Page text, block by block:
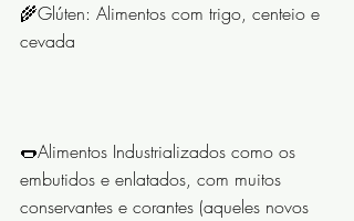
🌾Glúten: Alimentos com trigo, centeio e
cevada
🌭Alimentos Industrializados como os
embutidos e enlatados, com muitos
conservantes e corantes (aqueles novos